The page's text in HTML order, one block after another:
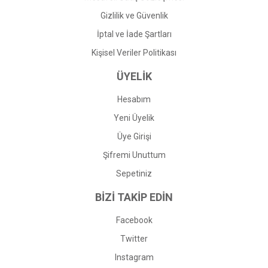
Gizlilik ve Güvenlik
İptal ve İade Şartları
Kişisel Veriler Politikası
ÜYELİK
Hesabım
Yeni Üyelik
Üye Girişi
Şifremi Unuttum
Sepetiniz
BİZİ TAKİP EDİN
Facebook
Twitter
Instagram